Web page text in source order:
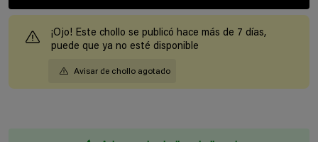
¡Ojo! Este chollo se publicó hace más de 7 días,
puede que ya no esté disponible
Avisar de chollo agotado